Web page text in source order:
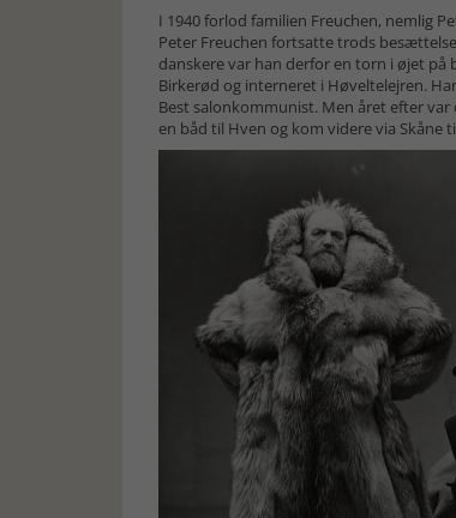
I 1940 forlod familien Freuchen, nemlig
Peter Freuchen fortsatte trods
danskere var han derfor en torn i øjet
Birkerød og interneret i Høveltelejren.
Best salonkommunist. Men året efter
en båd til Hven og kom videre via Skåne